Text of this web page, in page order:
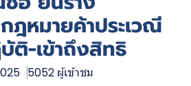
ฎหมายค้าประเวณี
ติ-เข้าถึงสิทธิ
5052 ผู้เข้าชม